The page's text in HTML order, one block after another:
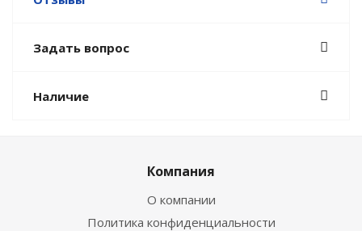
Задать вопрос
Наличие
Компания
О компании
Политика конфиденциальности